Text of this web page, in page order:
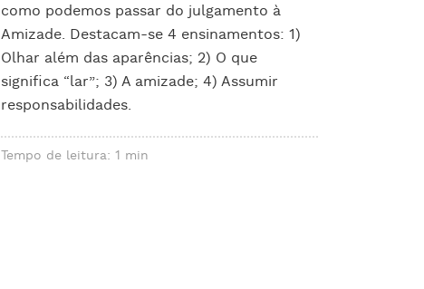
como podemos passar do julgamento à
Amizade. Destacam-se 4 ensinamentos: 1)
Olhar além das aparências; 2) O que
significa “lar”; 3) A amizade; 4) Assumir
responsabilidades.
Tempo de leitura: 1 min